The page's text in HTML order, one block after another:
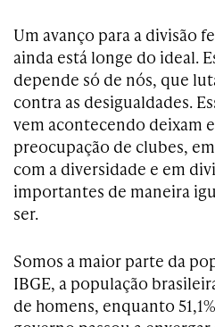
Um avanço para a divisão
ainda está longe do ideal.
depende só de nós, que
contra as desigualdades.
vem acontecendo deixam
preocupação de clubes,
com a diversidade e em
importantes de maneira
ser.
Somos a maior parte da
IBGE, a população
de homens, enquanto